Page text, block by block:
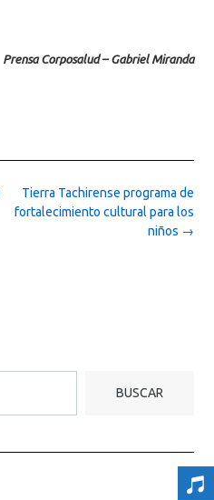
Prensa Corposalud – Gabriel Miranda
Tierra Tachirense programa de
fortalecimiento cultural para los
niños →
BUSCAR